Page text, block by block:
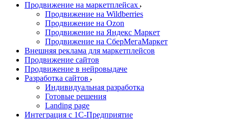
Продвижение на маркетплейсах
Продвижение на Wildberries
Продвижение на Ozon
Продвижение на Яндекс Маркет
Продвижение на СберМегаМаркет
Внешняя реклама для маркетплейсов
Продвижение сайтов
Продвижение в нейровыдаче
Разработка сайтов
Индивидуальная разработка
Готовые решения
Landing page
Интеграция с 1С-Предприятие